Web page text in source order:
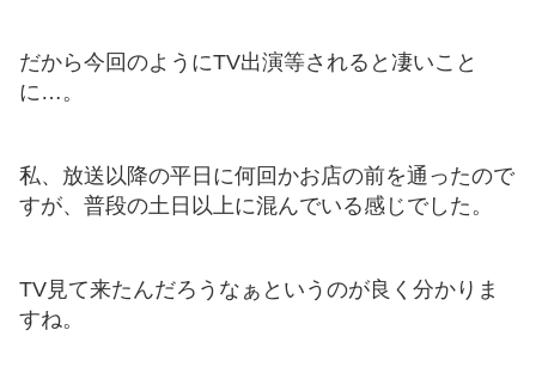
だから今回のようにTV出演等されると凄いこと
に…。
私、放送以降の平日に何回かお店の前を通ったので
すが、普段の土日以上に混んでいる感じでした。
TV見て来たんだろうなぁというのが良く分かりま
すね。